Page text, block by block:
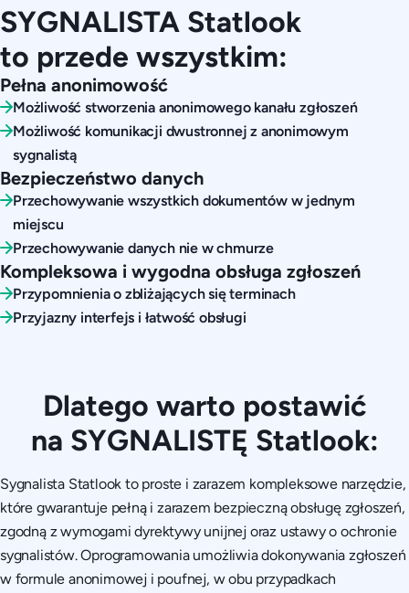
SYGNALISTA Statlook
to przede wszystkim:
Pełna anonimowość
Możliwość stworzenia anonimowego kanału zgłoszeń
Możliwość komunikacji dwustronnej z anonimowym
sygnalistą
Bezpieczeństwo danych
Przechowywanie wszystkich dokumentów w jednym
miejscu
Przechowywanie danych nie w chmurze
Kompleksowa i wygodna obsługa zgłoszeń
Przypomnienia o zbliżających się terminach
Przyjazny interfejs i łatwość obsługi
Dlatego warto postawić
na SYGNALISTĘ Statlook:
Sygnalista Statlook to proste i zarazem kompleksowe narzędzie,
które gwarantuje pełną i zarazem bezpieczną obsługę zgłoszeń,
zgodną z wymogami dyrektywy unijnej oraz ustawy o ochronie
sygnalistów. Oprogramowania umożliwia dokonywania zgłoszeń
w formule anonimowej i poufnej, w obu przypadkach